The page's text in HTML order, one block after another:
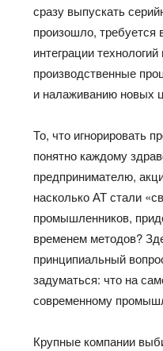
сразу выпускать
произошло, требуется
интеграции
производственные
и налаживанию новых
То, что игнорировать
понятно каждому
предпринимателю,
насколько АТ стали
промышленников,
временем методов?
принципиальный
задуматься: что на
современному
Крупные компании